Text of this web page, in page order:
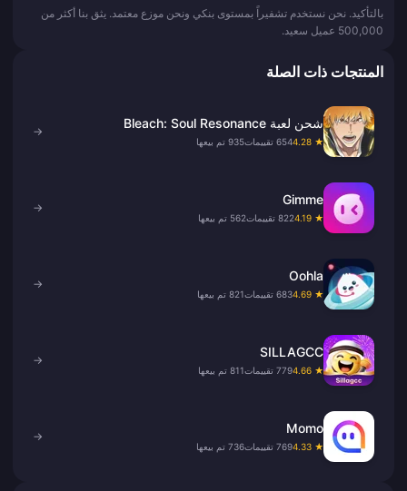
بالتأكيد. نحن نستخدم تشفيراً بمستوى بنكي ونحن موزع معتمد. يثق بنا أكثر من
500,000 عميل سعيد.
المنتجات ذات الصلة
شحن لعبة Bleach: Soul Resonance
★ 4.28 654 تقييمات 935 تم بيعها
→
Gimme
★ 4.19 822 تقييمات 562 تم بيعها
→
Oohla
★ 4.69 683 تقييمات 821 تم بيعها
→
SILLAGCC
★ 4.66 779 تقييمات 811 تم بيعها
→
Momo
★ 4.33 769 تقييمات 736 تم بيعها
→